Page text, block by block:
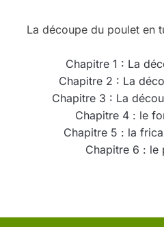
La découpe du poulet en
Chapitre 1 : La
Chapitre 2 : La
Chapitre 3 : La
Chapitre 4 : le
Chapitre 5 : la
Chapitre 6 : le